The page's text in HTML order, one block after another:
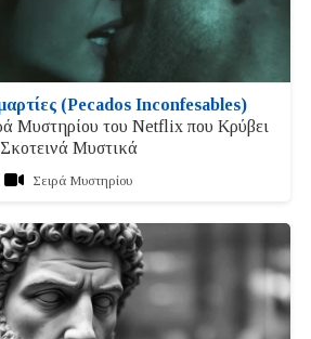
(Pecados Inconfesables)
Μυστηρίου του Netflix που Κρύβει
Σκοτεινά Μυστικά
Σειρά Μυστηρίου